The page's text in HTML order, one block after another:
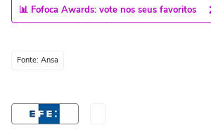
📊 Fofoca Awards: vote nos seus favoritos
Fonte: Ansa